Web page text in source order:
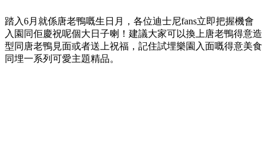
踏入6月就係唐老鴨嘅生日月，各位迪士尼fans立即把握機會
入園同佢慶祝呢個大日子喇！建議大家可以換上唐老鴨得意造
型同唐老鴨見面或者送上祝福，記住試埋樂園入面嘅得意美食
同埋一系列可愛主題精品。